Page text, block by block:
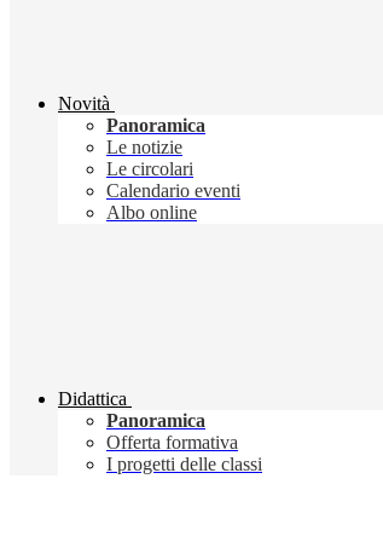
Novità
Panoramica
Le notizie
Le circolari
Calendario eventi
Albo online
Didattica
Panoramica
Offerta formativa
I progetti delle classi